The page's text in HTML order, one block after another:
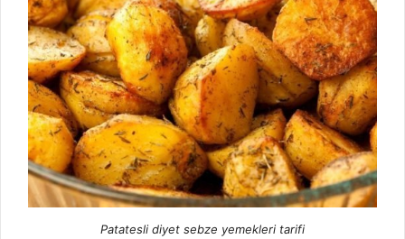
Patatesli diyet sebze yemekleri tarifi